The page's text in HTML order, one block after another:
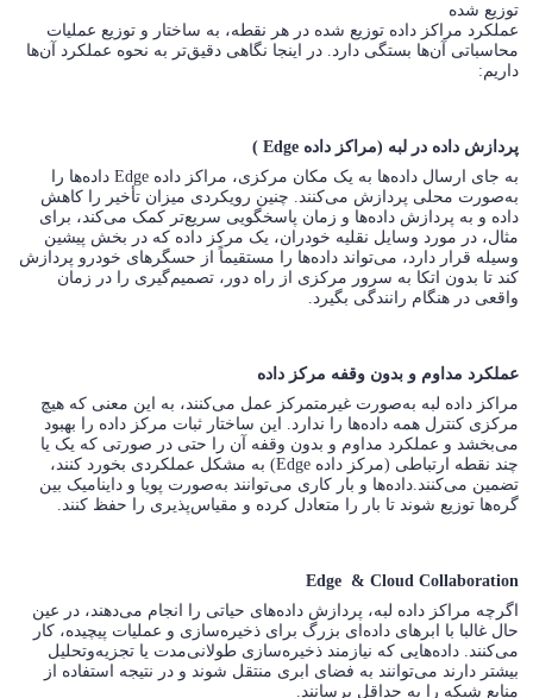
توزیع شده
عملکرد مراکز داده توزیع شده در هر نقطه، به ساختار و توزیع عملیات
محاسباتی آن‌ها بستگی دارد. در اینجا نگاهی دقیق‌تر به نحوه عملکرد آن‌ها
داریم:
پردازش داده در لبه (مراکز داده Edge )
به جای ارسال داده‌ها به یک مکان مرکزی، مراکز داده Edge داده‌ها را
به‌صورت محلی پردازش می‌کنند. چنین رویکردی میزان تأخیر را کاهش
داده و به پردازش داده‌ها و زمان پاسخگویی سریع‌تر کمک می‌کند، برای
مثال، در مورد وسایل نقلیه خودران، یک مرکز داده که در بخش پیشین
وسیله قرار دارد، می‌تواند داده‌ها را مستقیماً از حسگرهای خودرو پردازش
کند تا بدون اتکا به سرور مرکزی از راه دور، تصمیم‌گیری را در زمان
واقعی در هنگام رانندگی بگیرد.
عملکرد مداوم و بدون وقفه مرکز داده
مراکز داده لبه به‌صورت غیرمتمرکز عمل می‌کنند،‌ به این معنی که هیچ
مرکزی کنترل همه داده‌ها را ندارد. این ساختار ثبات مرکز داده را بهبود
می‌بخشد و عملکرد مداوم و بدون وقفه آن را حتی در صورتی که یک یا
چند نقطه ارتباطی (مرکز داده Edge) به مشکل عملکردی بخورد کنند،
تضمین می‌کنند.داده‌ها و بار کاری می‌توانند به‌صورت پویا و داینامیک بین
گره‌ها توزیع شوند تا بار را متعادل کرده و مقیاس‌پذیری را حفظ کنند.
Edge & Cloud Collaboration
اگرچه مراکز داده لبه، پردازش داده‌های حیاتی را انجام می‌دهند، در عین
حال غالبا با ابرهای داده‌ای بزرگ برای ذخیره‌سازی و عملیات پیچیده، کار
می‌کنند. داده‌هایی که نیازمند ذخیره‌سازی طولانی‌مدت یا تجزیه‌وتحلیل
بیشتر دارند می‌توانند به فضای ابری منتقل شوند و در نتیجه استفاده از
منابع شبکه را به حداقل برسانند.